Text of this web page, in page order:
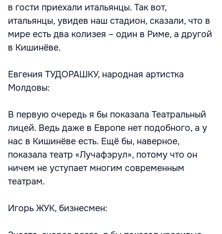
в гости приехали итальянцы. Так вот,
итальянцы, увидев наш стадион, сказали, что в
мире есть два колизея – один в Риме, а другой
в Кишинёве.
Евгения ТУДОРАШКУ, народная артистка
Молдовы:
В первую очередь я бы показала Театральный
лицей. Ведь даже в Европе нет подобного, а у
нас в Кишинёве есть. Ещё бы, наверное,
показала театр «Лучафэрул», потому что он
ничем не уступает многим современным
театрам.
Игорь ЖУК, бизнесмен: